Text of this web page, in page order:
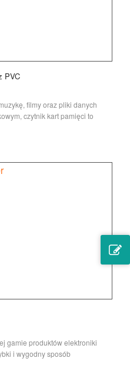
PVC
filmy oraz pliki danych
czytnik kart pamięci to
gamie produktów elektroniki
i wygodny sposób